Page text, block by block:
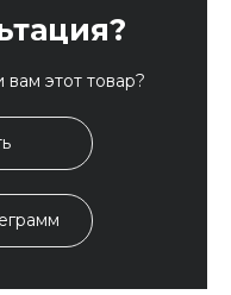
этот товар?